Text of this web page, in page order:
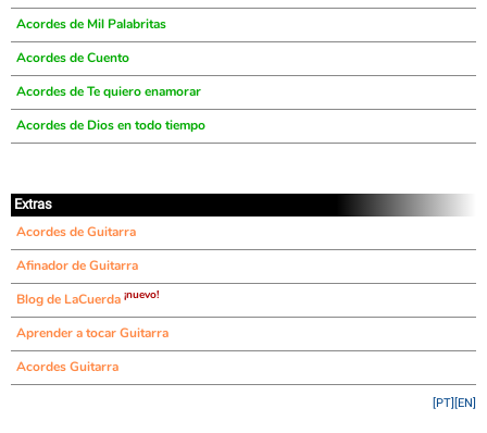
Acordes de Mil Palabritas
Acordes de Cuento
Acordes de Te quiero enamorar
Acordes de Dios en todo tiempo
Extras
Acordes de Guitarra
Afinador de Guitarra
Blog de LaCuerda ¡nuevo!
Aprender a tocar Guitarra
Acordes Guitarra
[EN]
[PT]